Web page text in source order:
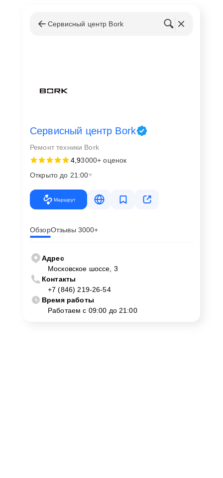
Сервисный центр Bork
Сервисный центр Bork
Ремонт техники Bork
4,93000+ оценок
Открыто до 21:00
Маршрут
ОбзорОтзывы 3000+
Адрес
Московское шоссе, 3
Контакты
+7 (846) 219-26-54
Время работы
Работаем с 09:00 до 21:00